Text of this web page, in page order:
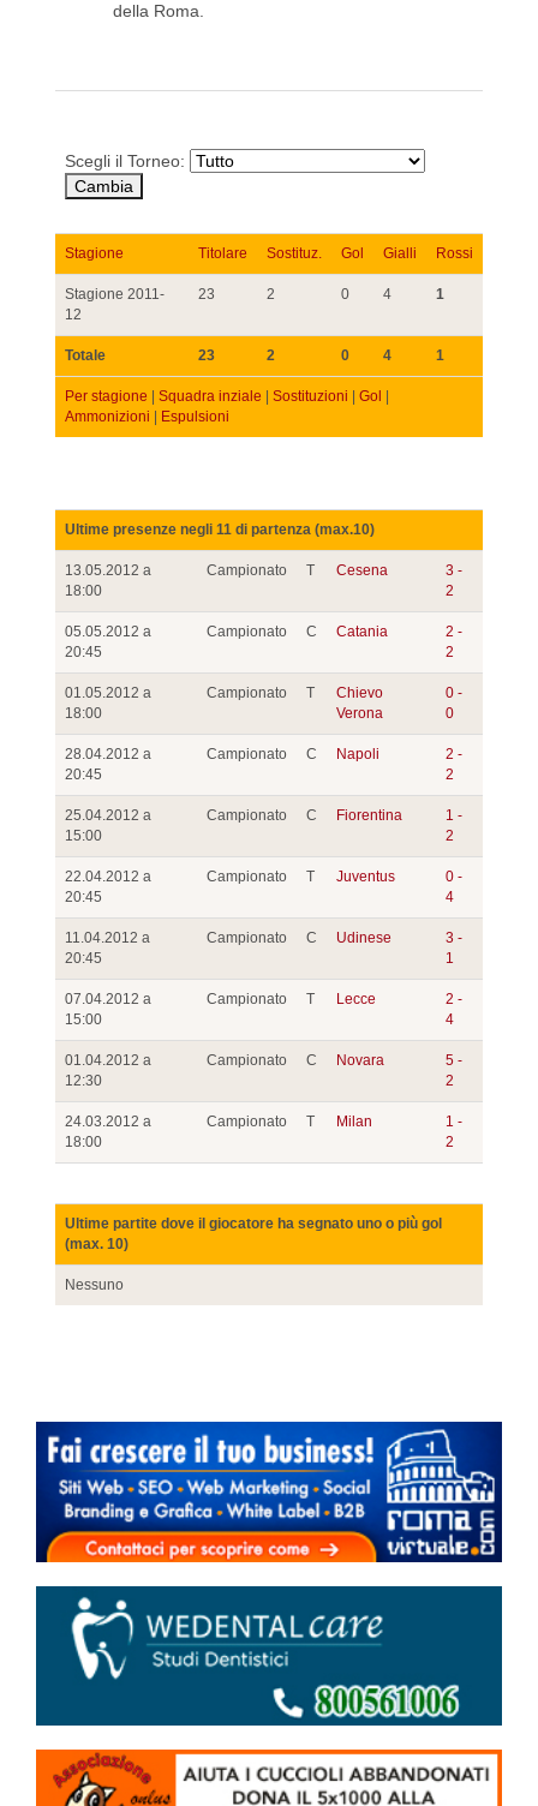
della Roma.
Scegli il Torneo:
Stagione Titolare Sostituz. Gol Gialli Rossi
Stagione 2011-
12
23 2 0 4 1
Totale 23 2 0 4 1
Per stagione Squadra inziale Sostituzioni Gol
Ammonizioni
Espulsioni
Ultime presenze negli 11 di partenza (max.10)
13.05.2012 a
18:00
Campionato T Cesena
3 -
2
05.05.2012 a
20:45
Campionato C Catania
2 -
2
01.05.2012 a
18:00
Campionato T
Chievo
Verona
0 -
0
28.04.2012 a
20:45
Campionato C Napoli
2 -
2
25.04.2012 a
15:00
Campionato C Fiorentina
1 -
2
22.04.2012 a
20:45
Campionato T Juventus
0 -
4
11.04.2012 a
20:45
Campionato C Udinese
3 -
1
07.04.2012 a
15:00
Campionato T Lecce
2 -
4
01.04.2012 a
12:30
Campionato C Novara
5 -
2
24.03.2012 a
18:00
Campionato T Milan
1 -
2
Ultime partite dove il giocatore ha segnato uno o più gol
(max. 10)
Nessuno